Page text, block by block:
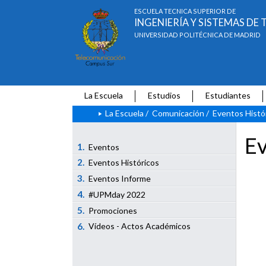
ESCUELA TÉCNICA SUPERIOR DE
INGENIERÍA Y SISTEMAS
UNIVERSIDAD POLITÉCNICA DE MADRID
La Escuela Estudios
Estudiantes
La Escuela / Comunicación / Eventos
1. Eventos
2. Eventos Históricos
3. Eventos Informe
4. #UPMday 2022
5. Promociones
6. Vídeos - Actos Académicos